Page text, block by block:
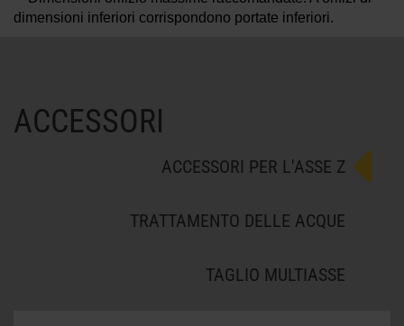
dimensioni inferiori corrispondono portate inferiori.
ACCESSORI
ACCESSORI PER L'ASSE Z
TRATTAMENTO DELLE ACQUE
TAGLIO MULTIASSE